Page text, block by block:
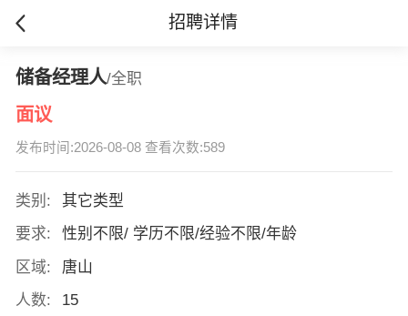
招聘详情
储备经理人/全职
面议
发布时间:2026-08-08 查看次数:589
类别:
其它类型
要求:
性别不限/ 学历不限/经验不限/年龄
区域:
唐山
人数:
15